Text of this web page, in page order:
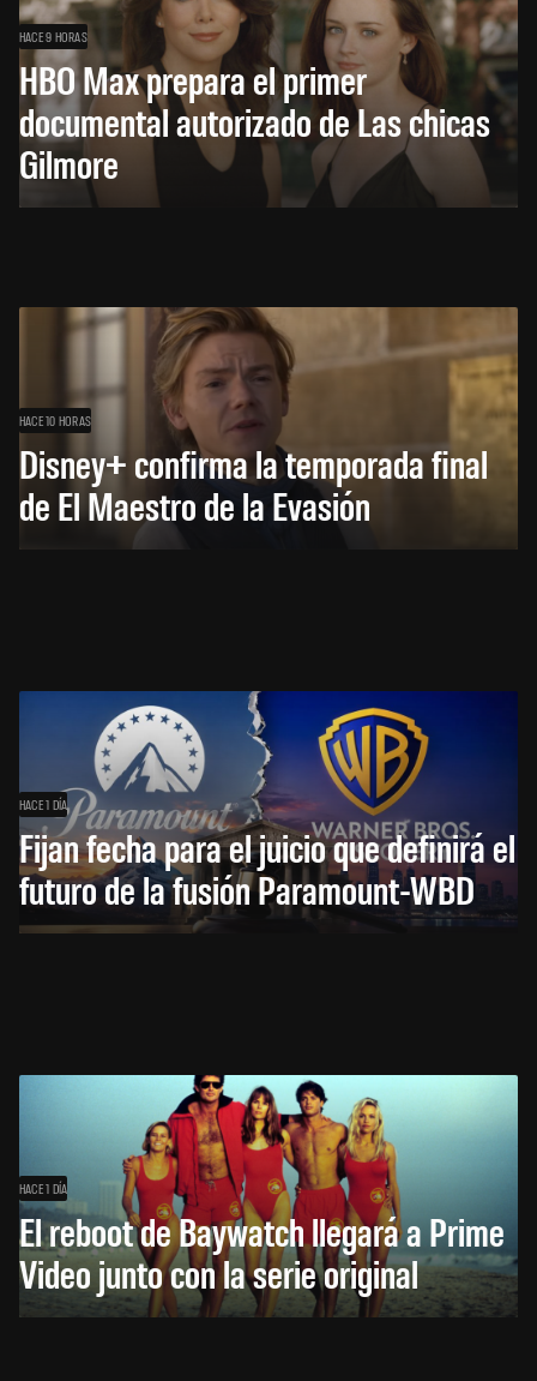
HACE 9 HORAS
HBO Max prepara el primer
documental autorizado de Las chicas
Gilmore
HACE 10 HORAS
Disney+ confirma la temporada final
de El Maestro de la Evasión
HACE 1 DÍA
Fijan fecha para el juicio que definirá el
futuro de la fusión Paramount-WBD
HACE 1 DÍA
El reboot de Baywatch llegará a Prime
Video junto con la serie original